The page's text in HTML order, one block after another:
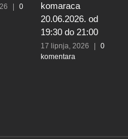
0
komaraca
20.06.2026. od
19:30 do 21:00
17 lipnja, 2026
0
komentara